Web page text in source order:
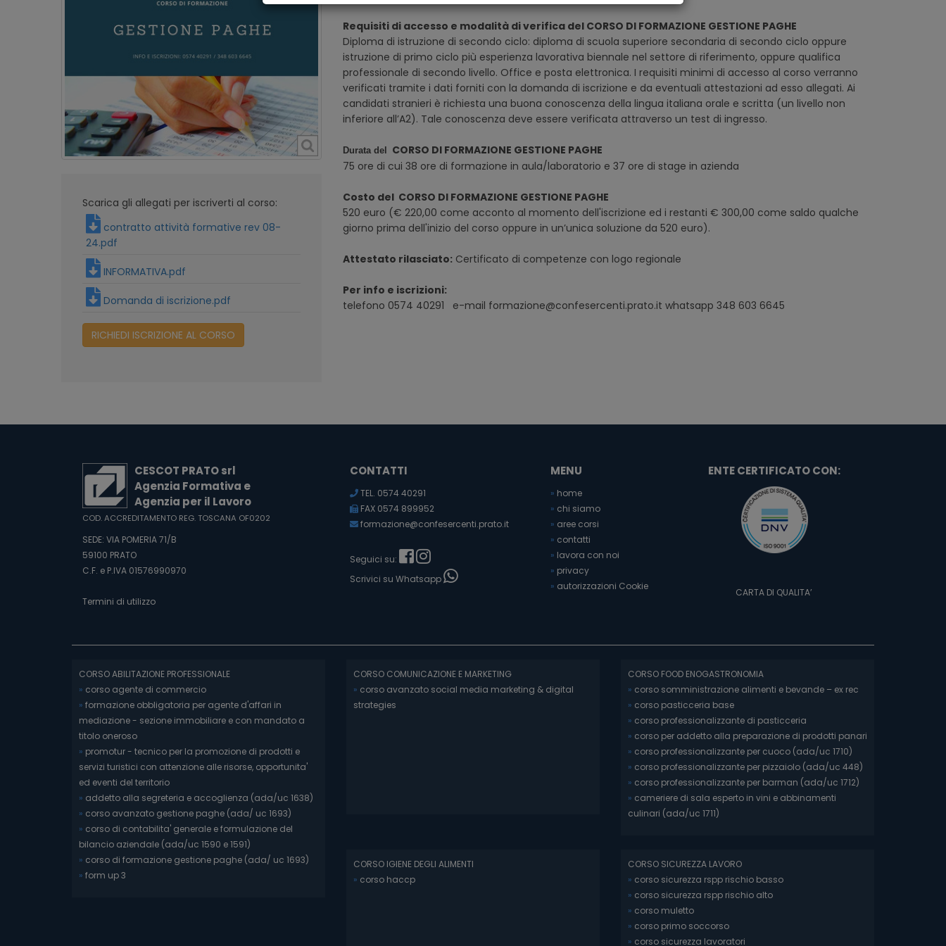
Scarica gli allegati per iscriverti al corso:
contratto attività formative rev 08-
24.pdf
INFORMATIVA.pdf
Domanda di iscrizione.pdf
RICHIEDI ISCRIZIONE AL CORSO
Requisiti di accesso e modalità di verifica del CORSO DI FORMAZIONE GESTIONE PAGHE
Diploma di istruzione di secondo ciclo: diploma di scuola superiore secondaria di secondo ciclo oppure
istruzione di primo ciclo più esperienza lavorativa biennale nel settore di riferimento, oppure qualifica
professionale di secondo livello. Office e posta elettronica. I requisiti minimi di accesso al corso verranno
verificati tramite i dati forniti con la domanda di iscrizione e da eventuali attestazioni ad esso allegati. Ai
candidati stranieri è richiesta una buona conoscenza della lingua italiana orale e scritta (un livello non
inferiore all’A2). Tale conoscenza deve essere verificata attraverso un test di ingresso.
Durata del
CORSO DI FORMAZIONE GESTIONE PAGHE
75 ore di cui 38 ore di formazione in aula/laboratorio e 37 ore di stage in azienda
Costo del CORSO DI FORMAZIONE GESTIONE PAGHE
520 euro (€ 220,00 come acconto al momento dell'iscrizione ed i restanti € 300,00 come saldo qualche
giorno prima dell'inizio del corso oppure in un’unica soluzione da 520 euro).
Attestato rilasciato: Certificato di competenze con logo regionale
Per info e iscrizioni:
telefono 0574 40291 e-mail formazione@confesercenti.prato.it whatsapp 348 603 6645
CESCOT PRATO srl
Agenzia Formativa e
Agenzia per il Lavoro
COD. ACCREDITAMENTO REG. TOSCANA OF0202
SEDE: VIA POMERIA 71/B
59100 PRATO
C.F. e P.IVA 01576990970
Termini di utilizzo
CONTATTI
TEL. 0574 40291
FAX 0574 899952
formazione@confesercenti.prato.it
Seguici su:
Scrivici su Whatsapp
MENU
» home
» chi siamo
» aree corsi
» contatti
» lavora con noi
» privacy
» autorizzazioni Cookie
ENTE CERTIFICATO CON:
CARTA DI QUALITA’
CORSO ABILITAZIONE PROFESSIONALE
» corso agente di commercio
» formazione obbligatoria per agente d'affari in
mediazione - sezione immobiliare e con mandato a
titolo oneroso
» promotur - tecnico per la promozione di prodotti e
servizi turistici con attenzione alle risorse, opportunita'
ed eventi del territorio
» addetto alla segreteria e accoglienza (ada/uc 1638)
» corso avanzato gestione paghe (ada/ uc 1693)
» corso di contabilita' generale e formulazione del
bilancio aziendale (ada/uc 1590 e 1591)
» corso di formazione gestione paghe (ada/ uc 1693)
» form up 3
CORSO COMUNICAZIONE E MARKETING
» corso avanzato social media marketing & digital
strategies
CORSO FOOD ENOGASTRONOMIA
» corso somministrazione alimenti e bevande – ex rec
» corso pasticceria base
» corso professionalizzante di pasticceria
» corso per addetto alla preparazione di prodotti panari
» corso professionalizzante per cuoco (ada/uc 1710)
» corso professionalizzante per pizzaiolo (ada/uc 448)
» corso professionalizzante per barman (ada/uc 1712)
» cameriere di sala esperto in vini e abbinamenti
culinari (ada/uc 1711)
CORSO IGIENE DEGLI ALIMENTI
» corso haccp
CORSO SICUREZZA LAVORO
» corso sicurezza rspp rischio basso
» corso sicurezza rspp rischio alto
» corso muletto
» corso primo soccorso
» corso sicurezza lavoratori